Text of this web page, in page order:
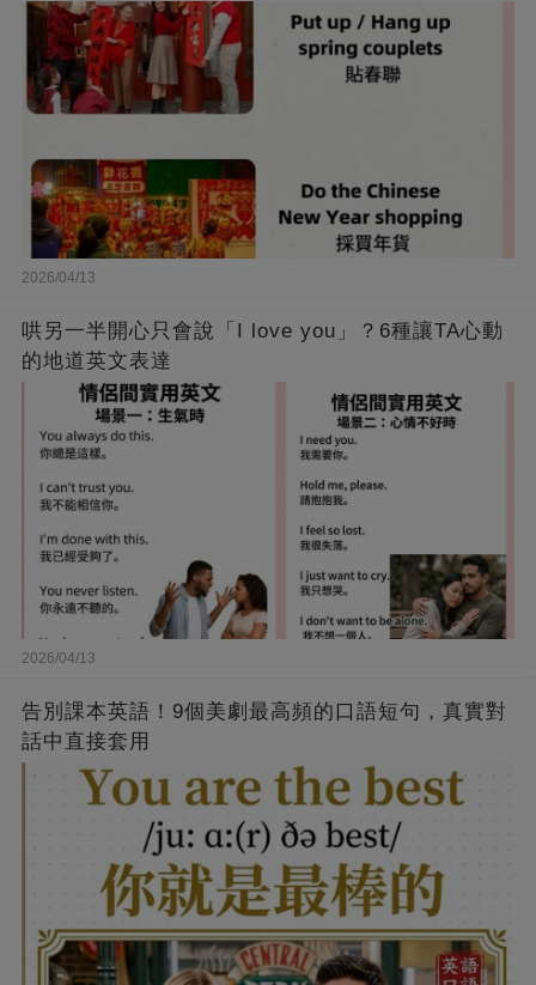
2026/04/13
哄另一半開心只會說「I love you」？6種讓TA心動
的地道英文表達
2026/04/13
告別課本英語！9個美劇最高頻的口語短句，真實對
話中直接套用